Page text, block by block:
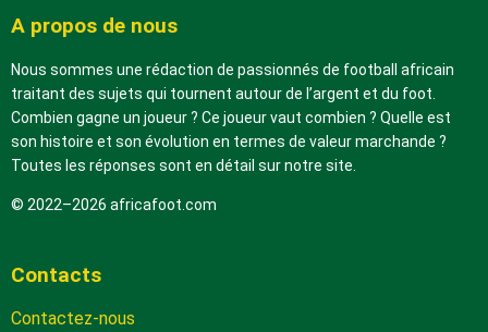
A propos de nous
Nous sommes une rédaction de passionnés de football africain
traitant des sujets qui tournent autour de l’argent et du foot.
Combien gagne un joueur ? Ce joueur vaut combien ? Quelle est
son histoire et son évolution en termes de valeur marchande ?
Toutes les réponses sont en détail sur notre site.
© 2022–2026 africafoot.com
Contacts
Contactez-nous